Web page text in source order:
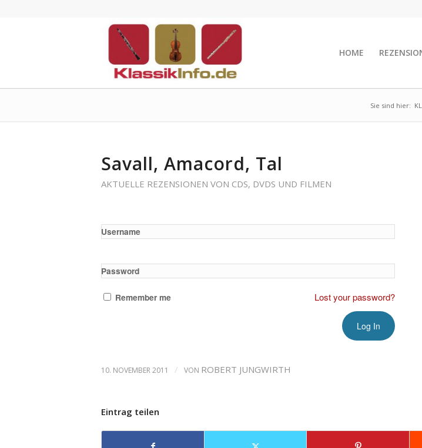
HOME
Sie sind hier:
Savall, Amacord, Tal
AKTUELLE REZENSIONEN VON CDS, DVDS UND FILMEN
Username
Password
Remember me Lost your password?
10. NOVEMBER 2011 / VON ROBERT JUNGWIRTH
Eintrag teilen